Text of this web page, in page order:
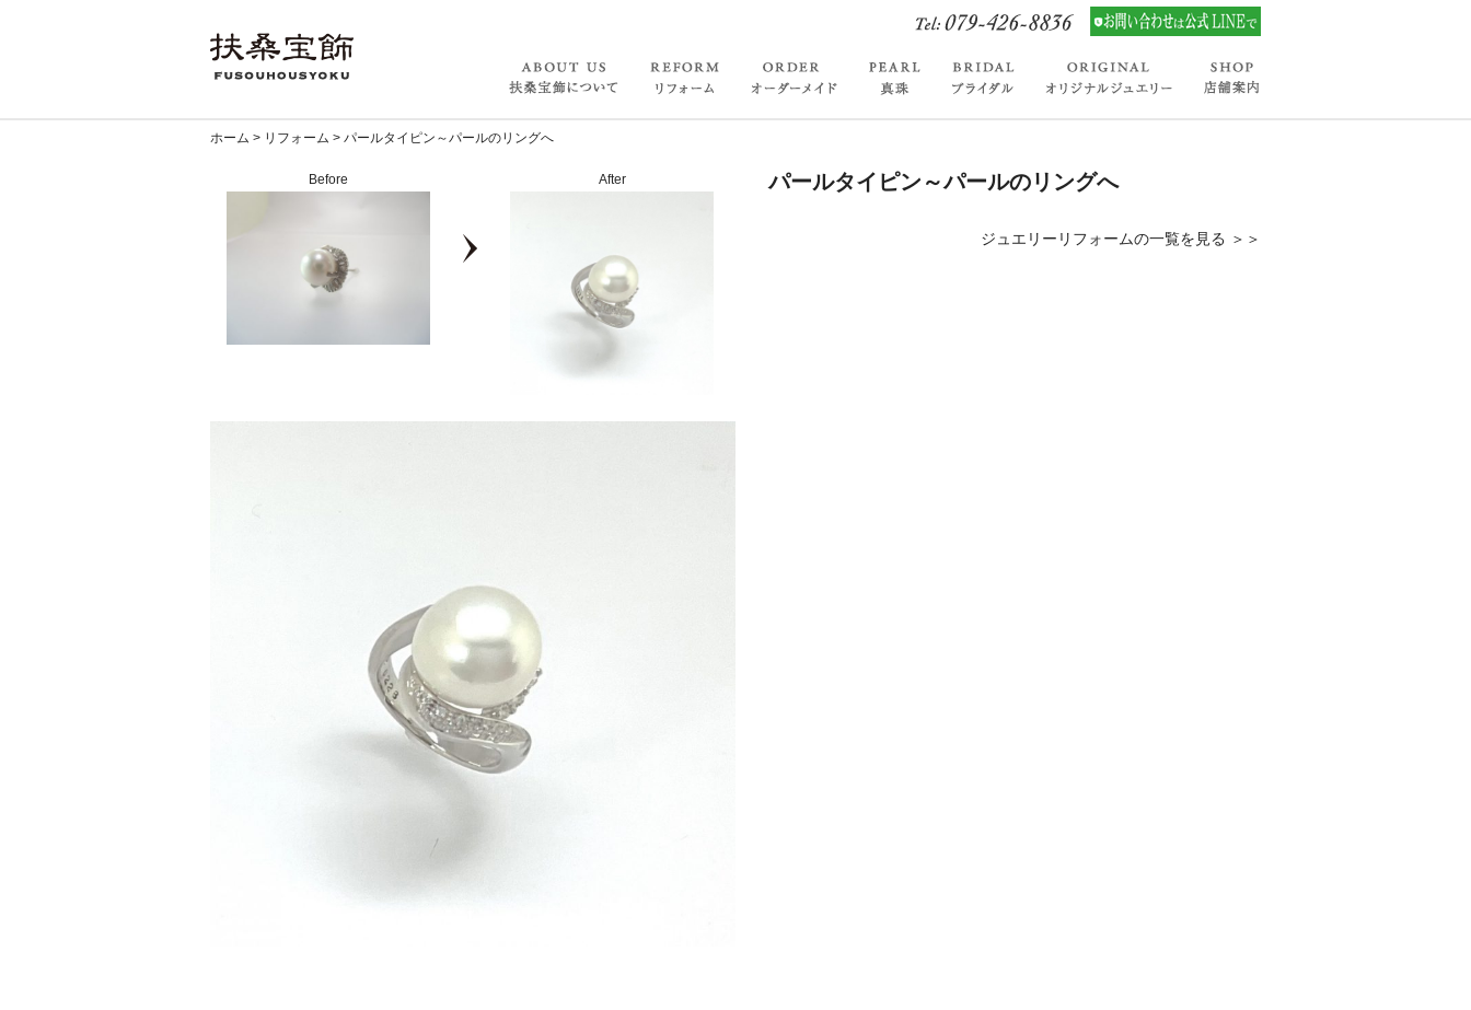
ホーム > リフォーム > パールタイピン～パールのリングへ
Before After パールタイピン～パールのリングへ
ジュエリーリフォームの一覧を見る ＞＞